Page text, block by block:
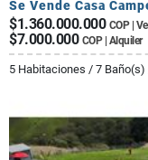
Se Vende Casa
$1.360.000.000 COP |
$7.000.000 COP | Alquiler
5 Habitaciones / 7 Baño(s)